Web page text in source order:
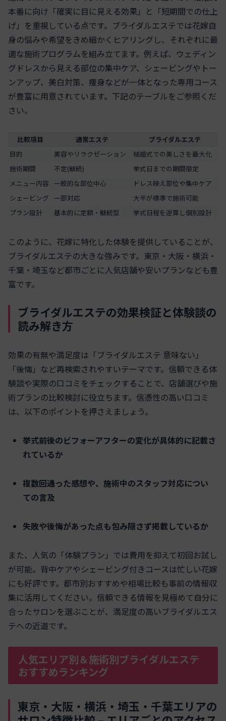
本番に向け「確実に目に見える効果」と「短期間での仕上
げ」を重視している点です。ブライダルエステでは花嫁自
身の悩みや希望をきめ細かくヒアリングし、それぞれに最
適な施術プログラムを組み立てます。例えば、ウェディン
グドレスから見える部位の集中ケア、シェービングやトー
ンアップ、美白対策、痩身などが一体となった専用コース
が豊富に用意されています。下記のテーブルをご参照くだ
さい。
比較項目 通常エステ
ブライダルエステ
目的
美容やリラクゼーション
結婚式での美しさを最大化
施術期間
不定(継続)
挙式日までの期間限定
メニュー内容 一般的な部位中心
ドレス映え部位や集中ケア
シェービング 一部対応
大半が標準で施術可能
プラン設計
基本的に定額・継続型 挙式日程を逆算し個別設計
このように、花嫁に特化した体験を提供していることが、
ブライダルエステの大きな強みです。東京・大阪・横浜・
千葉・埼玉など都市ごとに人気店舗や安いプランなども豊
富です。
ブライダルエステの効果検証と体験談の
読み解き方
効果の有無や満足度は「ブライダルエステ 意味ない」
「後悔」など再検索されやすいテーマです。信頼できる体
験談や実際の口コミをチェックすることで、店舗選びや施
術プランの比較検討に役立ちます。信憑性の高い口コミ
は、以下のポイントを押さえましょう。
挙式前後のビフォーアフターの変化が具体的に記載さ
れているか
複数回通った感想や、施術中のスタッフ対応につい
ての言及
失敗や後悔があった点も包み隠さず掲載しているか
また、人気の「体験プラン」では費用を抑えて初回お試し
が可能。背中ケアやシェービング付きコースは忙しい花嫁
にも好評です。都市別おすすめや相場比較も事前の情報収
集に活用してください。信頼できる情報を見極めて自分に
合ったサロンを選ぶことが、満足度の高いブライダルエス
テへの近道です。
人気エリア別＆施術別ブライダルエステ
おすすめランキング
東京・大阪・横浜・埼玉・千葉エリアの